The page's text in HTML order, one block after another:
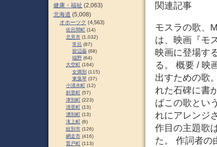
関連記事
モスラの歌、
は、映画『モ
映画に登場す
る。 概要 / 映
出すための歌
れた石碑に書
ばこの歌とい
れにアレンジ
作目の主題歌
た。 作詞者の
健康・福祉 (2,063)
北海道 (5,008)
オホーツク (4,563)
佐呂間町 (14)
北見市 (1,032)
常呂 (87)
留辺蘂 (68)
端野 (64)
大空町 (164)
女満別 (115)
東藻琴 (37)
小清水町 (12)
斜里町 (57)
津別町 (223)
清里町 (13)
湧別町 (13)
滝上町 (6)
紋別市 (126)
網走市 (416)
置戸町 (113)